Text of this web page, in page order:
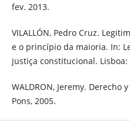
fev. 2013.
VILALLÓN, Pedro Cruz.
e o princípio da maioria. In:
justiça constitucional. Lisboa:
WALDRON, Jeremy. Derecho
Pons, 2005.